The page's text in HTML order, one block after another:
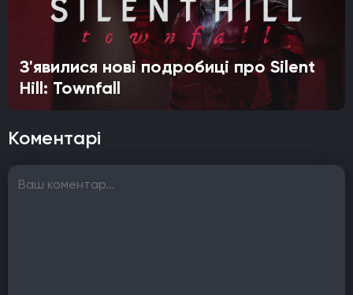
З'явилися нові подробиці про Silent
Hill: Townfall
Коментарі